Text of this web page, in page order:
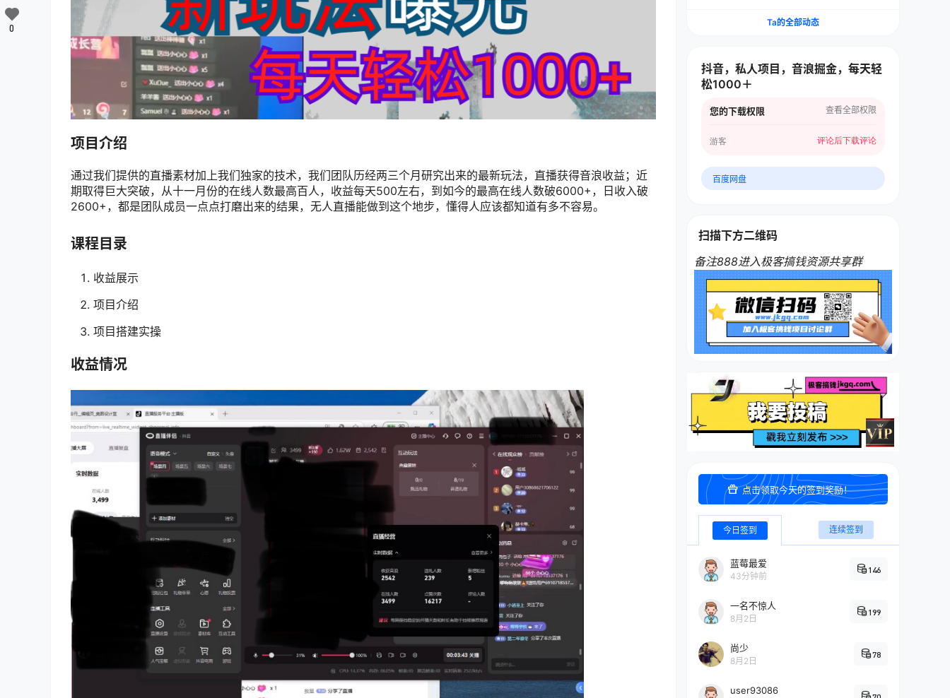
项目介绍
通过我们提供的直播素材加上我们独家的技术，我们团队历经两三个月研究出来的最新玩法，直播获得音浪收益；近
期取得巨大突破，从十一月份的在线人数最高百人，收益每天500左右，到如今的最高在线人数破6000+，日收入破
2600+，都是团队成员一点点打磨出来的结果，无人直播能做到这个地步，懂得人应该都知道有多不容易。
课程目录
收益展示
项目介绍
项目搭建实操
收益情况
0
Ta的全部动态
抖音，私人项目，音浪掘金，每天轻
松1000＋
您的下载权限 查看全部权限
游客 评论后下载评论
百度网盘
扫描下方二维码
备注888进入极客搞钱资源共享群
点击领取今天的签到奖励！
今日签到 连续签到
蓝莓最爱
43分钟前
146
一名不惊人
8月2日
199
尚少
8月2日
78
user93086